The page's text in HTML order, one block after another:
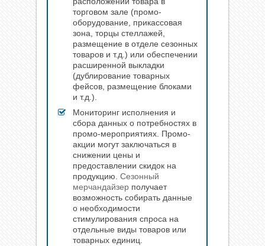
торговом зале (промо-
оборудование, прикассовая
зона, торцы стеллажей,
размещение в отделе сезонных
товаров и т.д.) или обеспечении
расширенной выкладки
(дублирование товарных
фейсов, размещение блоками
и т.д.).
Мониторинг исполнения и
сбора данных о потребностях в
промо-мероприятиях. Промо-
акции могут заключаться в
снижении цены и
предоставлении скидок на
продукцию. Сезонный
мерчандайзер получает
возможность собирать данные
о необходимости
стимулирования спроса на
отдельные виды товаров или
товарных единиц.